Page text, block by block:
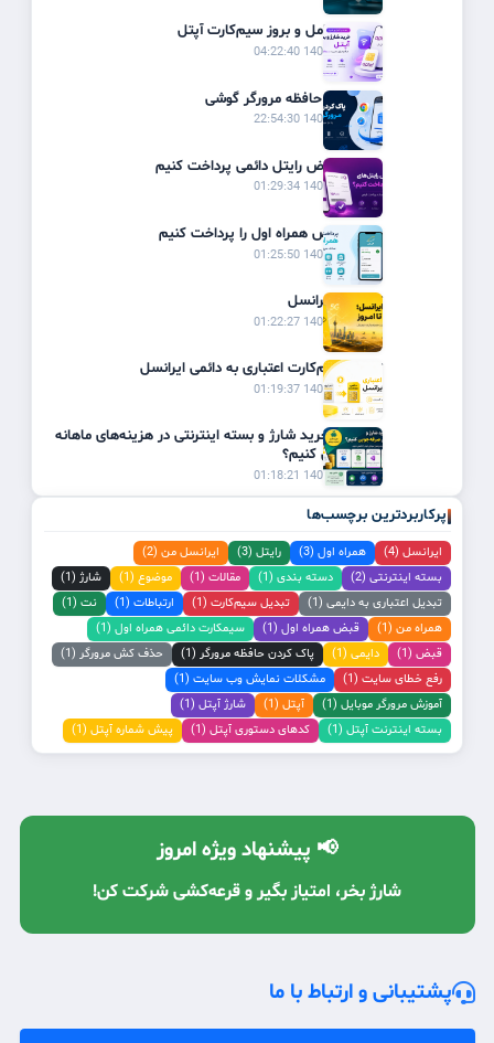
راهنمای کامل و بروز سیم‌کارت آپتل
1405/03/20 04:22:40
پاک کردن حافظه مرورگر گوشی
1405/03/19 22:54:30
چگونه قبوض رایتل دائمی پرداخت کنیم
1405/02/31 01:29:34
چگونه قبض همراه اول را پرداخت کنیم
1405/02/31 01:25:50
تاریخچه ایرانسل
1405/02/31 01:22:27
تبدیل سیم‌کارت اعتباری به دائمی ایرانسل
1405/02/31 01:19:37
چگونه با خرید شارژ و بسته اینترنتی در هزینه‌های ماهانه
صرفه‌جویی کنیم؟
1405/02/31 01:18:21
پرکاربردترین برچسب‌ها
ایرانسل (4) همراه اول (3) رایتل (3)
ایرانسل من (2)
بسته اینترنتی (2)
دسته بندی (1) مقالات (1) موضوع (1)
شارژ (1)
تبدیل اعتباری به دایمی (1)
تبدیل سیم‌کارت (1) ارتباطات (1)
نت (1)
همراه من (1)
قبض همراه اول (1)
سیمکارت دائمی همراه اول (1)
قبض (1)
دایمی (1) پاک کردن حافظه مرورگر (1)
حذف کش مرورگر (1)
رفع خطای سایت (1)
مشکلات نمایش وب سایت (1)
آموزش مرورگر موبایل (1)
آپتل (1)
شارژ آپتل (1)
بسته اینترنت آپتل (1)
کدهای دستوری آپتل (1) پیش شماره آپتل (1)
📢 پیشنهاد ویژه امروز
شارژ بخر، امتیاز بگیر و قرعه‌کشی شرکت کن!
پشتیبانی و ارتباط با ما